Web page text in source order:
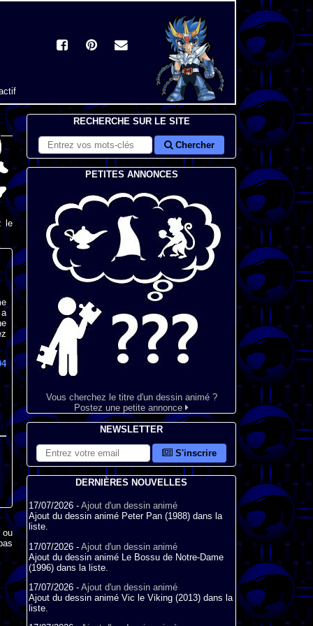
le
ou
RECHERCHE SUR LE SITE
Chercher
PETITES ANNONCES
Vous cherchez le titre d'un dessin animé ?
Postez une petite annonce
NEWSLETTER
S'inscrire
DERNIÈRES NOUVELLES
17/07/2026 - Ajout d'un dessin animé
Ajout du dessin animé Peter Pan (1988) dans la
liste.
17/07/2026 - Ajout d'un dessin animé
Ajout du dessin animé Le Bossu de Notre-Dame
(1996) dans la liste.
17/07/2026 - Ajout d'un dessin animé
Ajout du dessin animé Vic le Viking (2013) dans la
liste.